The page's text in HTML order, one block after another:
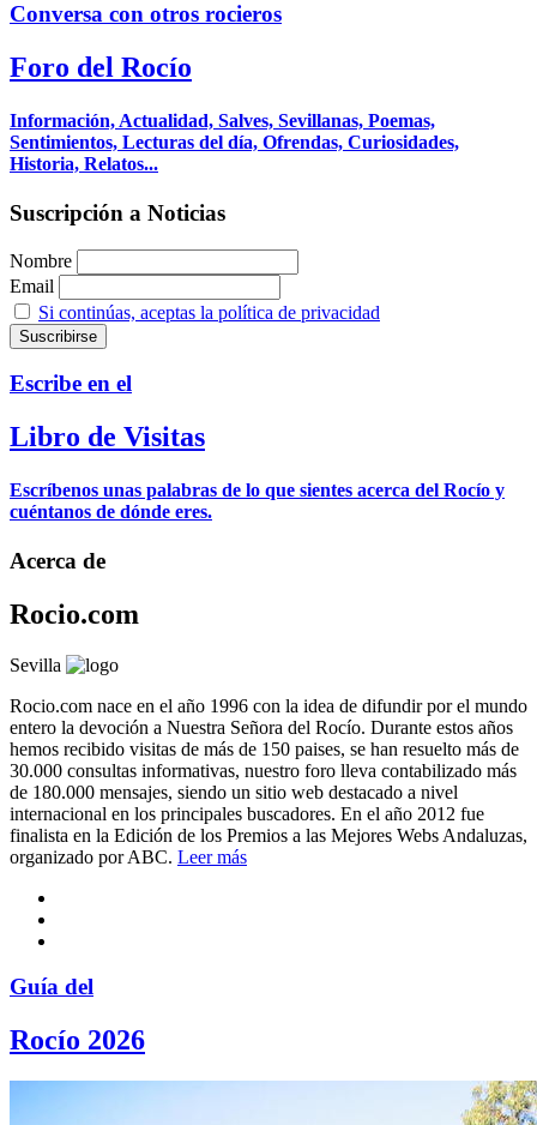
Conversa con otros rocieros
Foro del Rocío
Información, Actualidad, Salves, Sevillanas, Poemas,
Sentimientos, Lecturas del día, Ofrendas, Curiosidades,
Historia, Relatos...
Suscripción a Noticias
Nombre
Email
Si continúas, aceptas la política de privacidad
Escribe en el
Libro de Visitas
Escríbenos unas palabras de lo que sientes acerca del Rocío y
cuéntanos de dónde eres.
Acerca de
Rocio.com
Sevilla
Rocio.com nace en el año 1996 con la idea de difundir por el mundo
entero la devoción a Nuestra Señora del Rocío. Durante estos años
hemos recibido visitas de más de 150 paises, se han resuelto más de
30.000 consultas informativas, nuestro foro lleva contabilizado más
de 180.000 mensajes, siendo un sitio web destacado a nivel
internacional en los principales buscadores. En el año 2012 fue
finalista en la Edición de los Premios a las Mejores Webs Andaluzas,
organizado por ABC. Leer más
Guía del
Rocío 2026